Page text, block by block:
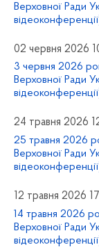
Верховної Ради
02 червня 2026
3 червня 2026
Верховної Ради
24 травня 2026
25 травня 2026
Верховної Ради
12 травня 2026
14 травня 2026
Верховної Ради